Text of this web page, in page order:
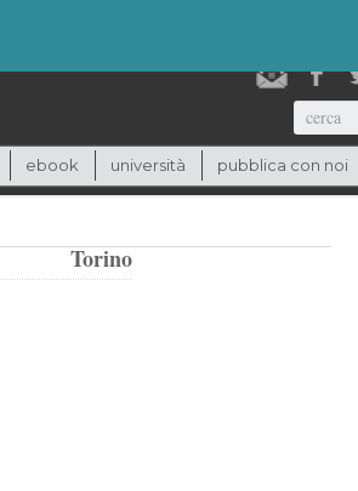
Cerca
ebook università pubblica con noi
Torino